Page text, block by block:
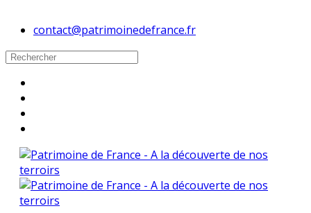
contact@patrimoinedefrance.fr